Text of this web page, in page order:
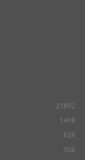
21852
1418
629
506